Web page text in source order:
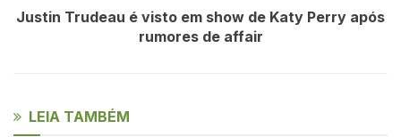
Justin Trudeau é visto em show de Katy Perry após
rumores de affair
LEIA TAMBÉM